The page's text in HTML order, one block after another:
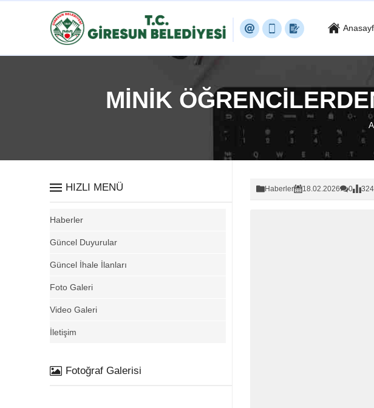
MİNİK
Haberler 18.02.2026 0 324
HIZLI MENÜ
Haberler
Güncel Duyurular
Güncel İhale İlanları
Foto Galeri
Video Galeri
İletişim
Fotoğraf Galerisi